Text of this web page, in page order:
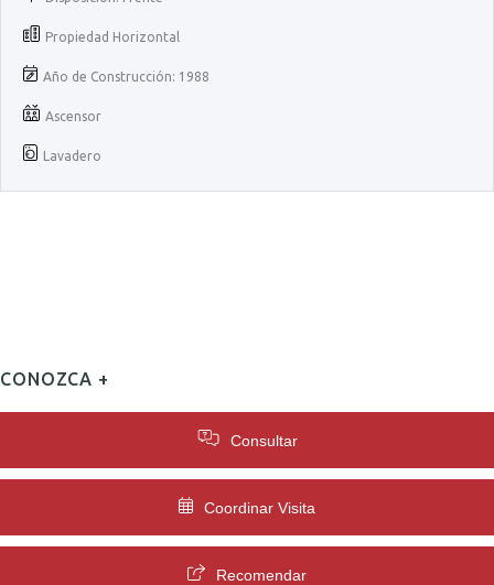
Propiedad Horizontal
Año de Construcción: 1988
Ascensor
Lavadero
CONOZCA +
Consultar
Coordinar Visita
Recomendar